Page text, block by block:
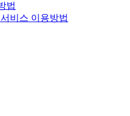
법
비스 이용방법